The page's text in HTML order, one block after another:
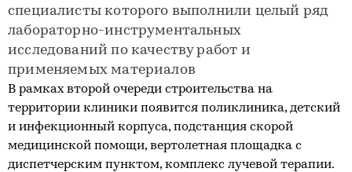
специалисты которого выполнили целый ряд
лабораторно-инструментальных
исследований по качеству работ и
применяемых материалов
В рамках второй очереди строительства на
территории клиники появится поликлиника, детский
и инфекционный корпуса, подстанция скорой
медицинской помощи, вертолетная площадка с
диспетчерским пунктом, комплекс лучевой терапии.